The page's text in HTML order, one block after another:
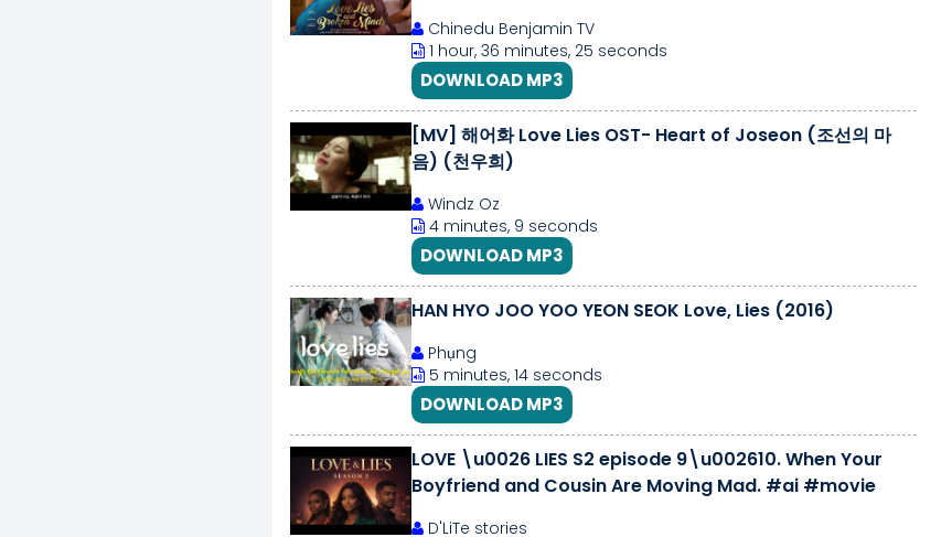
Chinedu Benjamin TV
1 hour, 36 minutes, 25 seconds
DOWNLOAD MP3
[MV] 해어화 Love Lies OST- Heart of Joseon (조선의 마
음) (천우희)
Windz Oz
4 minutes, 9 seconds
DOWNLOAD MP3
HAN HYO JOO YOO YEON SEOK Love, Lies (2016)
Phụng
5 minutes, 14 seconds
DOWNLOAD MP3
LOVE \u0026 LIES S2 episode 9\u002610. When Your
Boyfriend and Cousin Are Moving Mad. #ai #movie
D'LiTe stories